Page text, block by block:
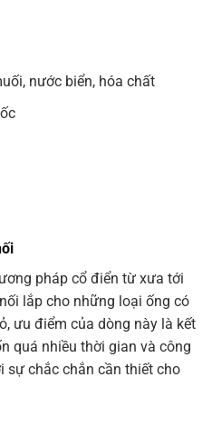
nước biển, hóa chất
pháp cổ điển từ xưa tới
lắp cho những loại ống có
ưu điểm của dòng này là kết
quá nhiều thời gian và công
sự chắc chắn cần thiết cho